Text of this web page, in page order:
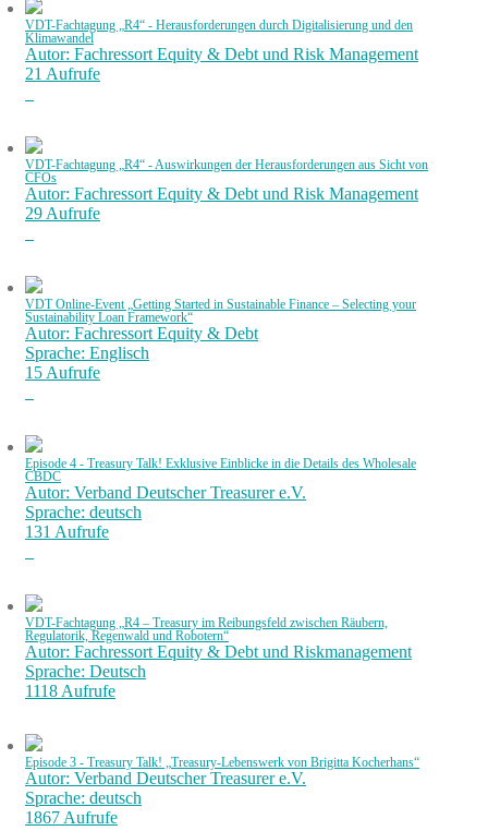
VDT-Fachtagung „R4“ - Herausforderungen durch Digitalisierung und den
Klimawandel
Autor: Fachressort Equity & Debt und Risk Management
21 Aufrufe
VDT-Fachtagung „R4“ - Auswirkungen der Herausforderungen aus Sicht von
CFOs
Autor: Fachressort Equity & Debt und Risk Management
29 Aufrufe
VDT Online-Event „Getting Started in Sustainable Finance – Selecting your
Sustainability Loan Framework“
Autor: Fachressort Equity & Debt
Sprache: Englisch
15 Aufrufe
Episode 4 - Treasury Talk! Exklusive Einblicke in die Details des Wholesale
CBDC
Autor: Verband Deutscher Treasurer e.V.
Sprache: deutsch
131 Aufrufe
VDT-Fachtagung „R4 – Treasury im Reibungsfeld zwischen Räubern,
Regulatorik, Regenwald und Robotern“
Autor: Fachressort Equity & Debt und Riskmanagement
Sprache: Deutsch
1118 Aufrufe
Episode 3 - Treasury Talk! „Treasury-Lebenswerk von Brigitta Kocherhans“
Autor: Verband Deutscher Treasurer e.V.
Sprache: deutsch
1867 Aufrufe